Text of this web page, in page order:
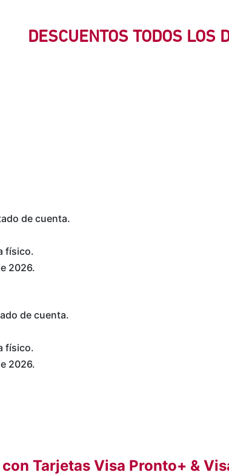
DESCUENTOS TODOS LOS
de cuenta.
físico.
2026.
de cuenta.
físico.
2026.
Tarjetas Visa Pronto+ &